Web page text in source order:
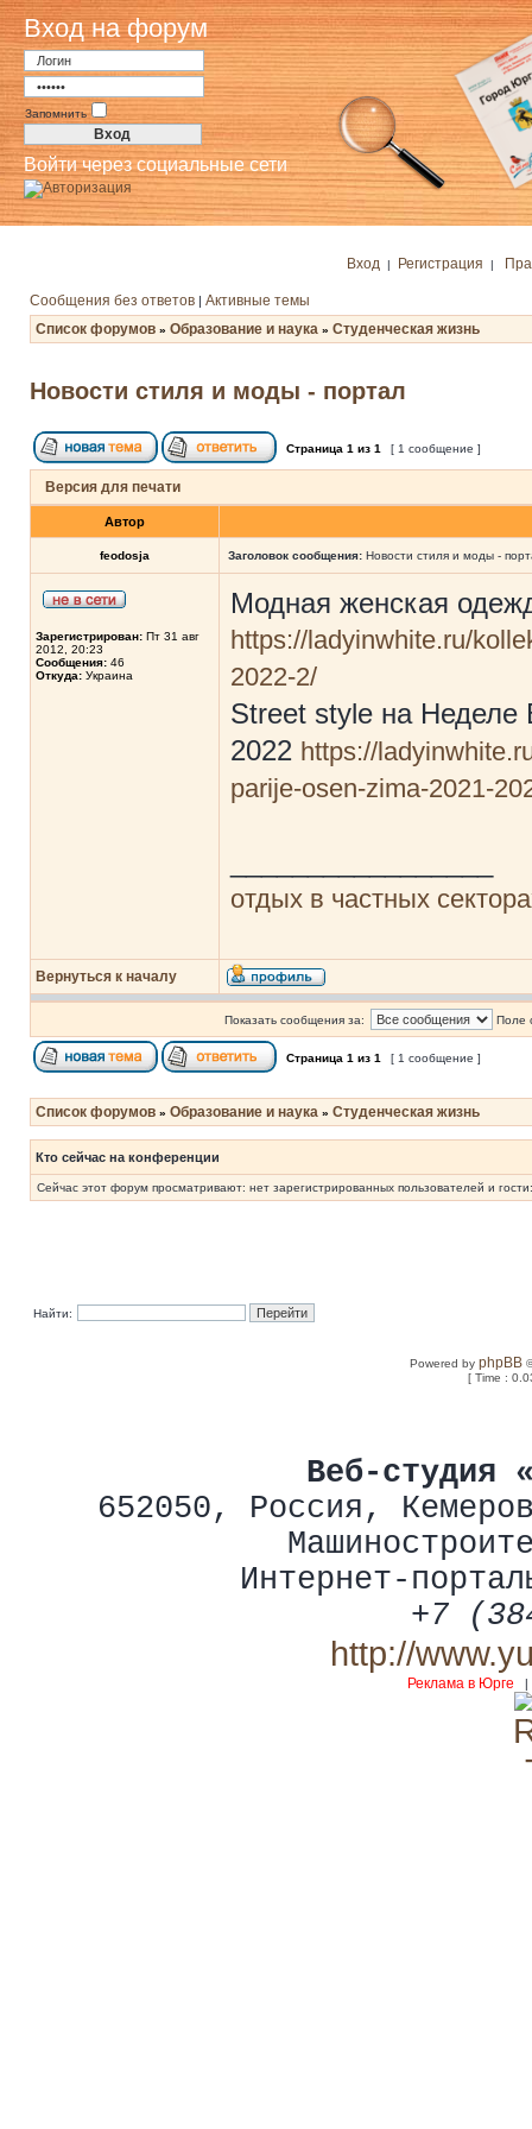
Вход на форум
Запомнить
Войти через социальные сети
Вход | Регистрация |
Сообщения без ответов | Активные темы
Список форумов » Образование и наука » Студенческая жизнь
Новости стиля и моды - портал
Страница 1 из 1 [ 1 сообщение ]
Версия для печати
Автор
feodosja Заголовок сообщения: Новости стиля и моды -
Зарегистрирован: Пт 31 авг
2012, 20:23
Сообщения: 46
Откуда: Украина
Модная женская
https://ladyinwhite.ru/
2022-2/
Street style на
2022 https://
parije-osen-zima-2021-
отдых в частных
Вернуться к началу
Показать сообщения за: Поле
Страница 1 из 1 [ 1 сообщение ]
Список форумов » Образование и наука » Студенческая жизнь
Кто сейчас на конференции
Сейчас этот форум просматривают: нет зарегистрированных пользователей и
Найти:
Powered byphpBB
[ Time :
Веб-студия
652050, Россия ,
Интернет-
+7
http://
Реклама в Юрге